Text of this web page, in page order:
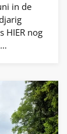
in de
HIER nog